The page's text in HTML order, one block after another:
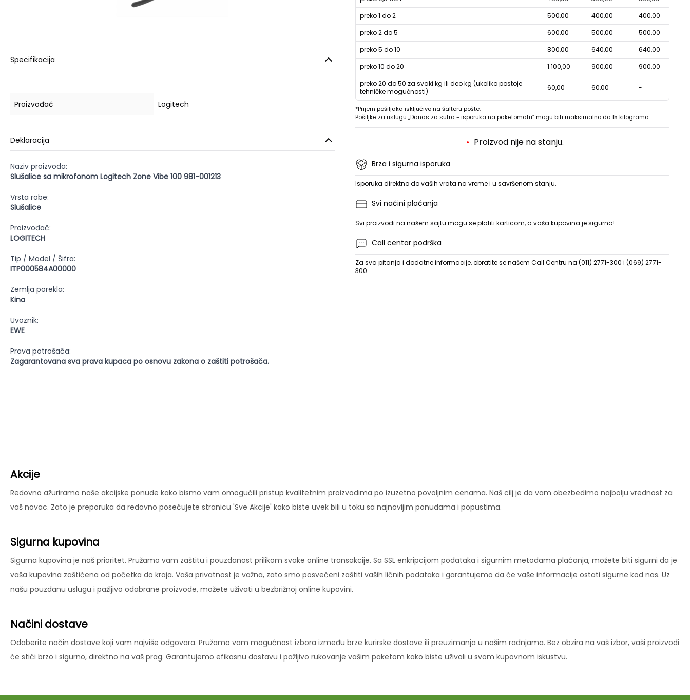
Specifikacija
Proizvođač Logitech
Deklaracija
Naziv proizvoda:
Slušalice sa mikrofonom Logitech Zone Vibe 100 981-001213
Vrsta robe:
Slušalice
Proizvođač:
LOGITECH
Tip / Model / Šifra:
ITP000584A00000
Zemlja porekla:
Kina
Uvoznik:
EWE
Prava potrošača:
Zagarantovana sva prava kupaca po osnovu zakona o zaštiti potrošača.
preko 1 do 2
500,00 400,00
400,00
preko 2 do 5
600,00 500,00
500,00
preko 5 do 10
800,00 640,00
640,00
preko 10 do 20
1.100,00 900,00
900,00
preko 20 do 50 za svaki kg ili deo kg (ukoliko postoje
tehničke mogućnosti)
60,00 60,00 -
*Prijem pošiljaka isključivo na šalteru pošte.
Pošiljke za uslugu „Danas za sutra - isporuka na paketomatu“ mogu biti maksimalno do 15 kilograma.
Proizvod nije na stanju.
Brza i sigurna isporuka
Isporuka direktno do vaših vrata na vreme i u savršenom stanju.
Svi načini plaćanja
Svi proizvodi na našem sajtu mogu se platiti karticom, a vaša kupovina je sigurna!
Call centar podrška
Za sva pitanja i dodatne informacije, obratite se našem Call Centru na (011) 2771-300 i (069) 2771-
300
Akcije
Redovno ažuriramo naše akcijske ponude kako bismo vam omogućili pristup kvalitetnim proizvodima po izuzetno povoljnim cenama. Naš cilj je da vam obezbedimo najbolju vrednost za
vaš novac. Zato je preporuka da redovno posećujete stranicu 'Sve Akcije' kako biste uvek bili u toku sa najnovijim ponudama i popustima.
Sigurna kupovina
Sigurna kupovina je naš prioritet. Pružamo vam zaštitu i pouzdanost prilikom svake online transakcije. Sa SSL enkripcijom podataka i sigurnim metodama plaćanja, možete biti sigurni da je
vaša kupovina zaštićena od početka do kraja. Vaša privatnost je važna, zato smo posvećeni zaštiti vaših ličnih podataka i garantujemo da će vaše informacije ostati sigurne kod nas. Uz
našu pouzdanu uslugu i pažljivo odabrane proizvode, možete uživati u bezbrižnoj online kupovini.
Načini dostave
Odaberite način dostave koji vam najviše odgovara. Pružamo vam mogućnost izbora između brze kurirske dostave ili preuzimanja u našim radnjama. Bez obzira na vaš izbor, vaši proizvodi
će stići brzo i sigurno, direktno na vaš prag. Garantujemo efikasnu dostavu i pažljivo rukovanje vašim paketom kako biste uživali u svom kupovnom iskustvu.